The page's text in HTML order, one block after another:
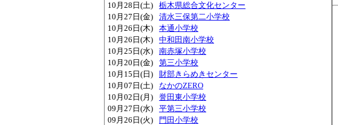
10月28日(土)
栃木県総合文化センター
10月27日(金)
清水三保第二小学校
10月26日(木)
本通小学校
10月26日(木)
中和田南小学校
10月25日(水)
南赤塚小学校
10月20日(金)
第三小学校
10月15日(日)
財部きらめきセンター
10月07日(土)
なかのZERO
10月02日(月)
誉田東小学校
09月27日(水)
平第三小学校
09月26日(火)
門田小学校